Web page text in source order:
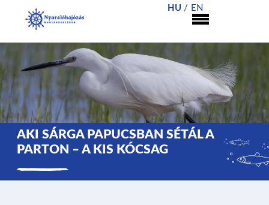
HU EN
AKI SÁRGA PAPUCSBAN SÉTÁL A
PARTON – A KIS KÓCSAG